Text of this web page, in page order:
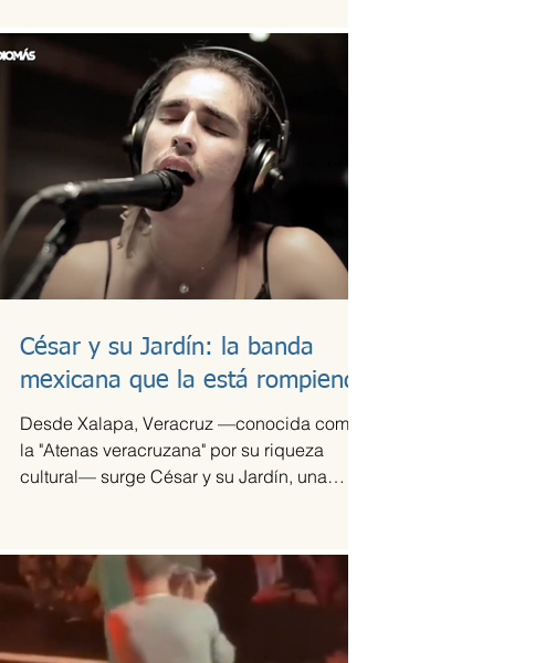
César y su Jardín: la banda
mexicana que la está rompiendo
Desde Xalapa, Veracruz —conocida como
la "Atenas veracruzana" por su riqueza
cultural— surge César y su Jardín, una
música de fusión.